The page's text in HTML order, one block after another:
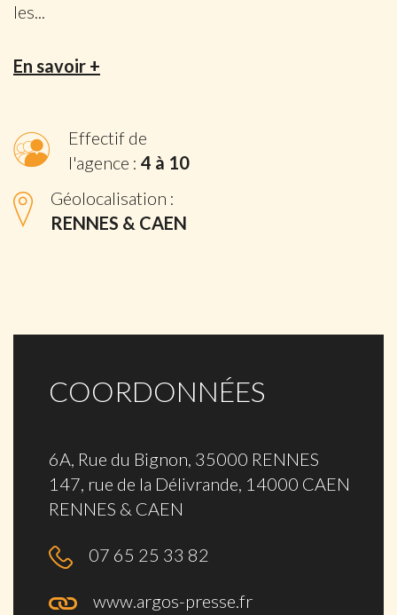
les...
En savoir +
Effectif de
l'agence : 4 à 10
Géolocalisation :
RENNES & CAEN
COORDONNÉES
6A, Rue du Bignon, 35000 RENNES
147, rue de la Délivrande, 14000 CAEN
RENNES & CAEN
07 65 25 33 82
www.argos-presse.fr